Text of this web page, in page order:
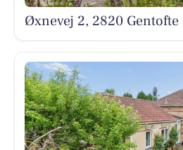
Øxnevej 2, 2820 Gentofte